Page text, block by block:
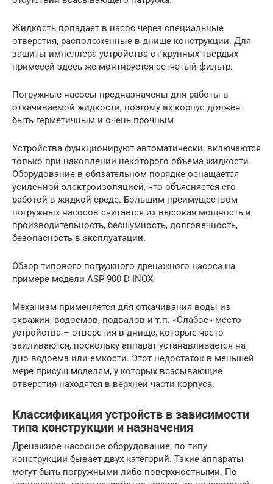
Жидкость попадает в насос через специальные
отверстия, расположенные в днище конструкции. Для
защиты импеллера устройства от крупных твердых
примесей здесь же монтируется сетчатый фильтр.
Погружные насосы предназначены для работы в
откачиваемой жидкости, поэтому их корпус должен
быть герметичным и очень прочным
Устройства функционируют автоматически, включаются
только при накоплении некоторого объема жидкости.
Оборудование в обязательном порядке оснащается
усиленной электроизоляцией, что объясняется его
работой в жидкой среде. Большим преимуществом
погружных насосов считается их высокая мощность и
производительность, бесшумность, долговечность,
безопасность в эксплуатации.
Обзор типового погружного дренажного насоса на
примере модели ASP 900 D INOX:
Механизм применяется для откачивания воды из
скважин, водоемов, подвалов и т.п. «Слабое» место
устройства – отверстия в днище, которые часто
заиливаются, поскольку аппарат устанавливается на
дно водоема или емкости. Этот недостаток в меньшей
мере присущ моделям, у которых всасывающие
отверстия находятся в верхней части корпуса.
Классификация устройств в зависимости
типа конструкции и назначения
Дренажное насосное оборудование, по типу
конструкции бывает двух категорий. Такие аппараты
могут быть погружными либо поверхностными. По